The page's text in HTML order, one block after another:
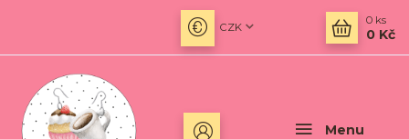
Menu
CZK
0 ks
0 Kč